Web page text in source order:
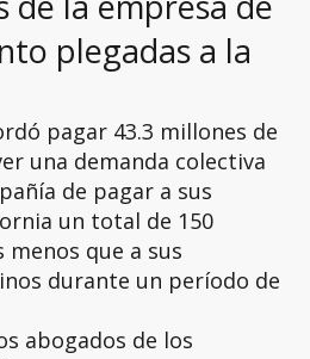
plegadas a la
pagar 43.3 millones de
una demanda colectiva
de pagar a sus
un total de 150
que a sus
durante un período de
abogados de los